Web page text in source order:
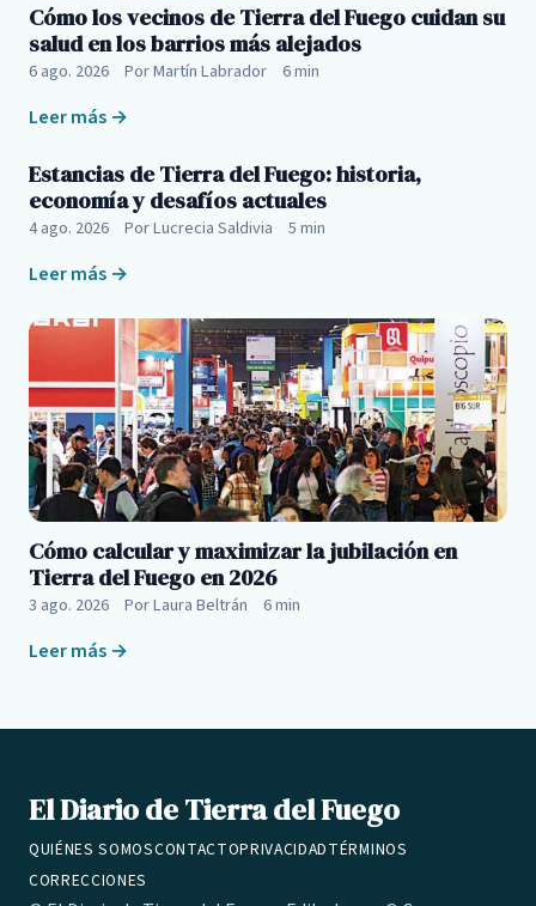
Cómo los vecinos de Tierra del Fuego cuidan su
salud en los barrios más alejados
6 ago. 2026 Por Martín Labrador 6 min
Leer más →
Estancias de Tierra del Fuego: historia,
economía y desafíos actuales
4 ago. 2026 Por Lucrecia Saldivia 5 min
Leer más →
Cómo calcular y maximizar la jubilación en
Tierra del Fuego en 2026
3 ago. 2026 Por Laura Beltrán 6 min
Leer más →
El Diario de Tierra del Fuego
QUIÉNES SOMOSCONTACTOPRIVACIDADTÉRMINOS
CORRECCIONES